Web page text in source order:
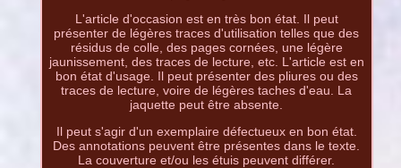
L'article d'occasion est en très bon état. Il peut
présenter de légères traces d'utilisation telles que des
résidus de colle, des pages cornées, une légère
jaunissement, des traces de lecture, etc. L'article est en
bon état d'usage. Il peut présenter des pliures ou des
traces de lecture, voire de légères taches d'eau. La
jaquette peut être absente.
Il peut s'agir d'un exemplaire défectueux en bon état.
Des annotations peuvent être présentes dans le texte.
La couverture et/ou les étuis peuvent différer.